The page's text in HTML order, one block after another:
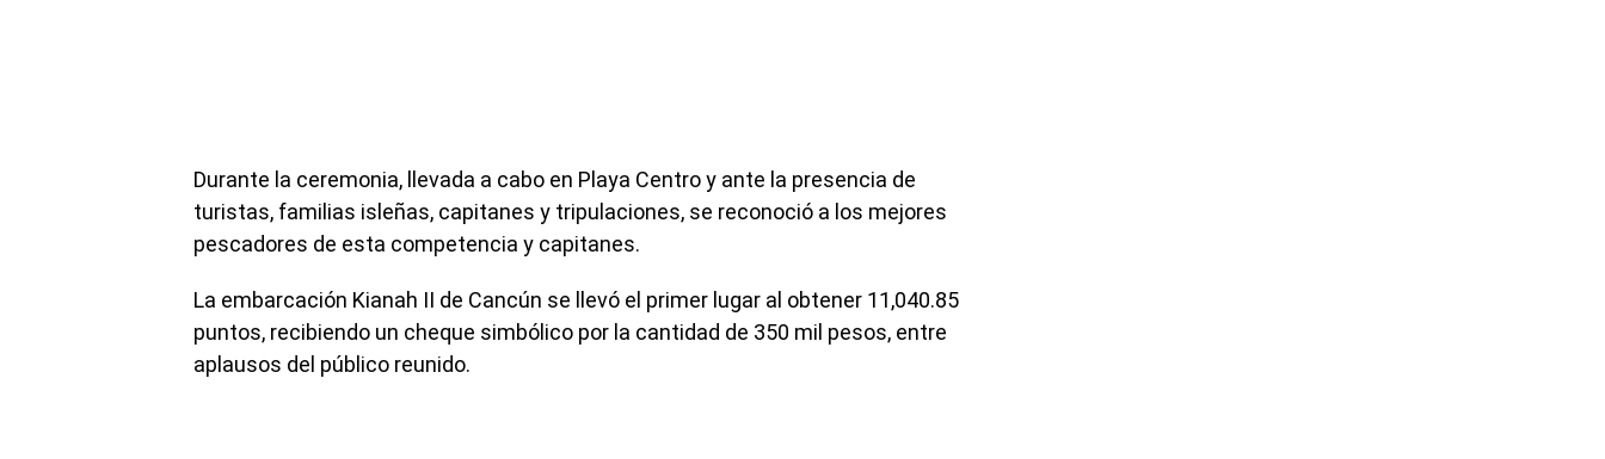
Durante la ceremonia, llevada a cabo en Playa Centro y ante la presencia de
turistas, familias isleñas, capitanes y tripulaciones, se reconoció a los mejores
pescadores de esta competencia y capitanes.
La embarcación Kianah II de Cancún se llevó el primer lugar al obtener 11,040.85
puntos, recibiendo un cheque simbólico por la cantidad de 350 mil pesos, entre
aplausos del público reunido.